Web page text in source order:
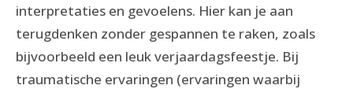
interpretaties en gevoelens. Hier kan je aan
terugdenken zonder gespannen te raken, zoals
bijvoorbeeld een leuk verjaardagsfeestje. Bij
traumatische ervaringen (ervaringen waarbij